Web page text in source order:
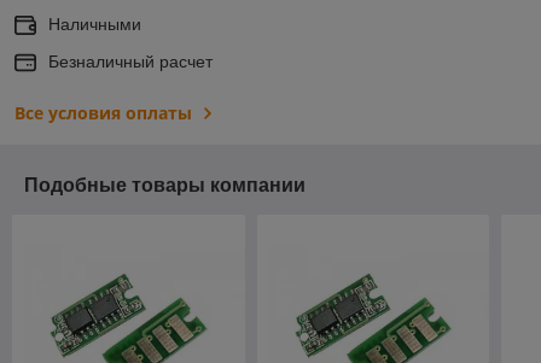
Наличными
Безналичный расчет
Все условия оплаты
Подобные товары компании